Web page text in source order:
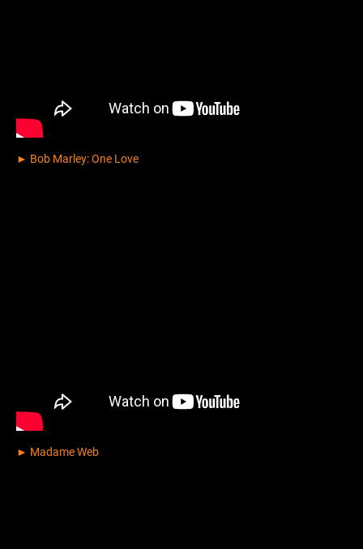
► Bob Marley: One Love
► Madame Web